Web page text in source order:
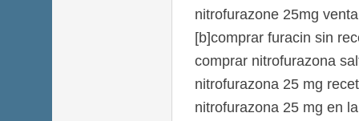
nitrofurazone 25mg
[b]comprar furacin sin
comprar nitrofurazona
nitrofurazona 25 mg
nitrofurazona 25 mg en